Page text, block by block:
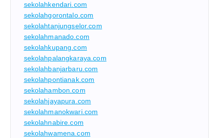
sekolahkendari.com
sekolahgorontalo.com
sekolahtanjungselor.com
sekolahmanado.com
sekolahkupang.com
sekolahpalangkaraya.com
sekolahbanjarbaru.com
sekolahpontianak.com
sekolahambon.com
sekolahjayapura.com
sekolahmanokwari.com
sekolahnabire.com
sekolahwamena.com